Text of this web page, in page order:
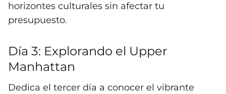
horizontes culturales sin afectar tu
presupuesto.
Día 3: Explorando el Upper
Manhattan
Dedica el tercer día a conocer el vibrante